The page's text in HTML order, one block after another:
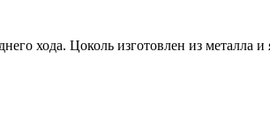
хода. Цоколь изготовлен из металла и